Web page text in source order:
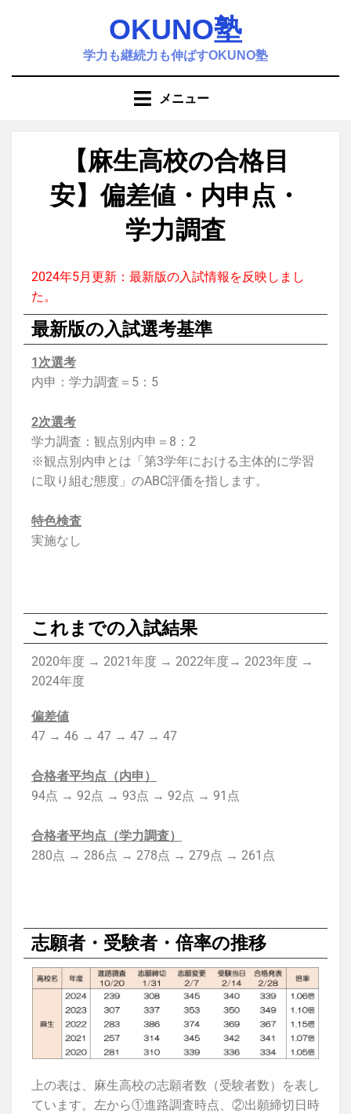
OKUNO塾
学力も継続力も伸ばすOKUNO塾
メニュー
【麻生高校の合格目
安】偏差値・内申点・
学力調査
2024年5月更新：最新版の入試情報を反映しまし
た。
最新版の入試選考基準​
1次選考
内申：学力調査＝5：5
2次選考
学力調査：観点別内申＝8：2
※観点別内申とは「第3学年における主体的に学習
に取り組む態度」のABC評価を指します。
特色検査
実施なし
これまでの入試結果
2020年度 → 2021年度 → 2022年度→ 2023年度 →
2024年度
偏差値
47 → 46 → 47 → 47 → 47
合格者平均点（内申）
94点 → 92点 → 93点 → 92点 → 91点
合格者平均点（学力調査）
280点 → 286点 → 278点 → 279点 → 261点
志願者・受験者・倍率の推移
上の表は、麻生高校の志願者数（受験者数）を表し
ています。左から①進路調査時点、②出願締切日時